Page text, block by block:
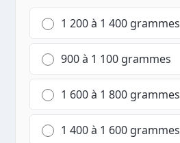
1 200 à 1 400 grammes
900 à 1 100 grammes
1 600 à 1 800 grammes
1 400 à 1 600 grammes